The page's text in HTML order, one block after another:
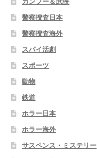
警察捜査日本
警察捜査海外
スパイ活劇
スポーツ
動物
鉄道
ホラー日本
ホラー海外
サスペンス・ミステリー